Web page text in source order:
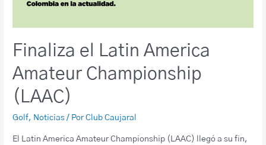
Finaliza el Latin America
Amateur Championship
(LAAC)
Golf, Noticias / PorClub Caujaral
El Latin America Amateur Championship (LAAC) llegó a su fin,